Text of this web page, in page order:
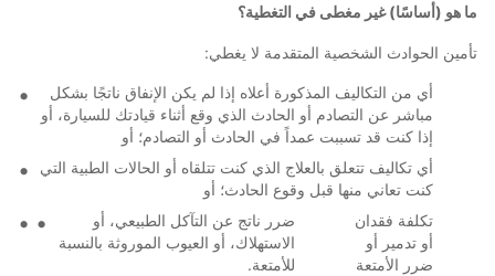
ما هو (أساسًا) غير مغطى في التغطية؟
تأمين الحوادث الشخصية المتقدمة لا يغطي:
أي من التكاليف المذكورة أعلاه إذا لم يكن الإنفاق ناتجًا بشكل
مباشر عن التصادم أو الحادث الذي وقع أثناء قيادتك للسيارة، أو
إذا كنت قد تسببت عمداً في الحادث أو التصادم؛ أو
أي تكاليف تتعلق بالعلاج الذي كنت تتلقاه أو الحالات الطبية التي
كنت تعاني منها قبل وقوع الحادث؛ أو
تكلفة فقدان
أو تدمير أو
ضرر الأمتعة
ضرر ناتج عن التآكل الطبيعي، أو
الاستهلاك، أو العيوب الموروثة بالنسبة
للأمتعة.